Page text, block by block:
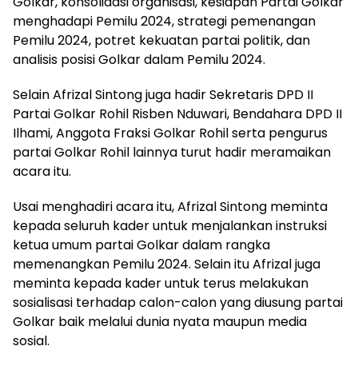
menghadapi Pemilu 2024, strategi pemenangan
Pemilu 2024, potret kekuatan partai politik, dan
analisis posisi Golkar dalam Pemilu 2024.
Selain Afrizal Sintong juga hadir Sekretaris DPD II
Partai Golkar Rohil Risben Nduwari, Bendahara DPD II
Ilhami, Anggota Fraksi Golkar Rohil serta pengurus
partai Golkar Rohil lainnya turut hadir meramaikan
acara itu.
Usai menghadiri acara itu, Afrizal Sintong meminta
kepada seluruh kader untuk menjalankan instruksi
ketua umum partai Golkar dalam rangka
memenangkan Pemilu 2024. Selain itu Afrizal juga
meminta kepada kader untuk terus melakukan
sosialisasi terhadap calon-calon yang diusung partai
Golkar baik melalui dunia nyata maupun media
sosial.